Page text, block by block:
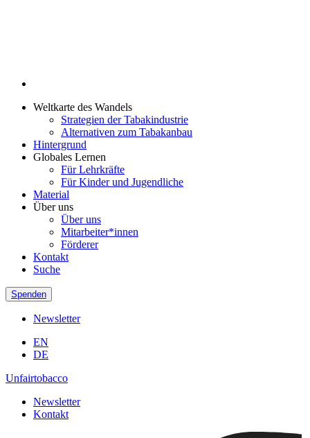
Weltkarte des Wandels
Strategien der Tabakindustrie
Alternativen zum Tabakanbau
Hintergrund
Globales Lernen
Für Lehrkräfte
Für Kinder und Jugendliche
Material
Über uns
Über uns
Mitarbeiter*innen
Förderer
Kontakt
Suche
Spenden
Newsletter
EN
DE
Unfairtobacco
Newsletter
Kontakt